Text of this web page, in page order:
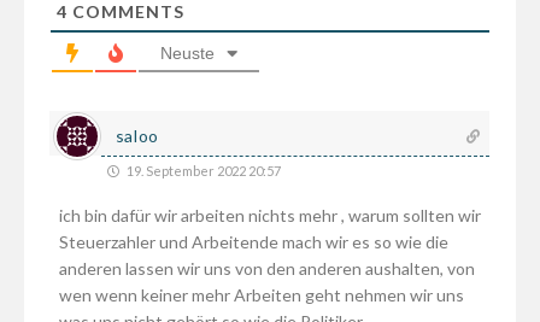
4 COMMENTS
Neuste
saloo
19. September 2022 20:57
ich bin dafür wir arbeiten nichts mehr , warum sollten wir
Steuerzahler und Arbeitende mach wir es so wie die
anderen lassen wir uns von den anderen aushalten, von
wen wenn keiner mehr Arbeiten geht nehmen wir uns